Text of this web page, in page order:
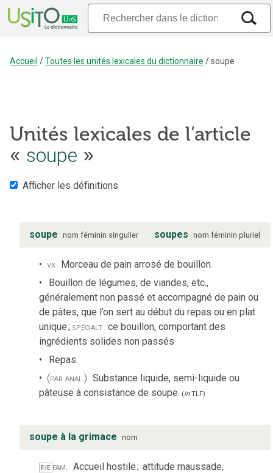
Accueil /Toutes les unités lexicales du dictionnaire /soupe
Unités lexicales de l’article
« soupe »
Afficher les définitions
soupe nom féminin singulier soupes nom féminin pluriel
vx Morceau de pain arrosé de bouillon.
Bouillon de légumes, de viandes, etc.,
généralement non passé et accompagné de pain ou
de pâtes, que l’on sert au début du repas ou en plat
unique; spécialt ce bouillon, comportant des
ingrédients solides non passés
Repas.
(par anal.) Substance liquide, semi-liquide ou
pâteuse à consistance de soupe. (inTLF)
soupe à la grimace nom
F/E fam. Accueil hostile; attitude maussade,